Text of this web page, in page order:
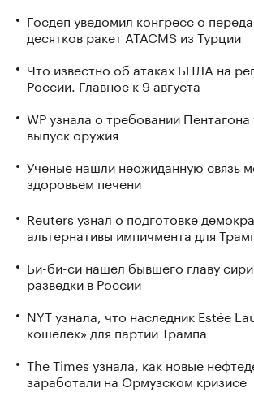
Госдеп уведомил конгресс о
десятков ракет ATACMS из Турции
Что известно об атаках БПЛА на
России. Главное к 9 августа
WP узнала о требовании Пентагона
выпуск оружия
Ученые нашли неожиданную связь
здоровьем печени
Reuters узнал о подготовке
альтернативы импичмента для
Би-би-си нашел бывшего главу
разведки в России
NYT узнала, что наследник Estée
кошелек» для партии Трампа
The Times узнала, как новые
заработали на Ормузском кризисе